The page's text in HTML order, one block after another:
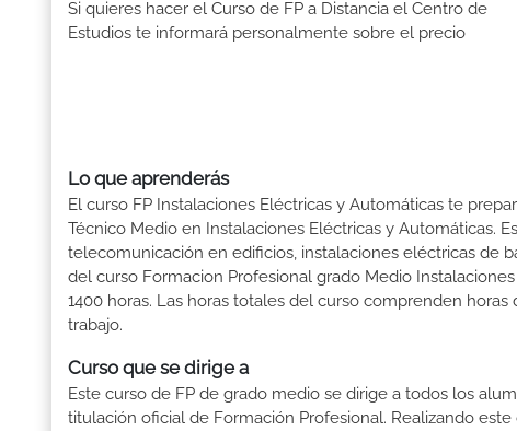
Si quieres hacer el Curso de FP a Distancia el Centro de
Estudios te informará personalmente sobre el precio
Lo que aprenderás
El curso FP Instalaciones Eléctricas y Automáticas te
Técnico Medio en Instalaciones Eléctricas y Automáticas.
telecomunicación en edificios, instalaciones eléctricas de
del curso Formacion Profesional grado Medio
1400 horas. Las horas totales del curso comprenden
trabajo.
Curso que se dirige a
Este curso de FP de grado medio se dirige a todos los
titulación oficial de Formación Profesional. Realizando